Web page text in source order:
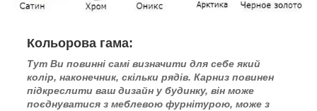
Кольорова гама:
Тут Ви повинні самі визначити для себе який
колір, наконечник, скільки рядів. Карниз повинен
підкреслити ваш дизайн у будинку, він може
поєднуватися з меблевою фурнітурою, може з